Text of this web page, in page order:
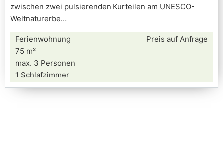
zwischen zwei pulsierenden Kurteilen am UNESCO-
Weltnaturerbe
Ferienwohnung
75 m²
max. 3 Personen
1 Schlafzimmer
Preis auf Anfrage